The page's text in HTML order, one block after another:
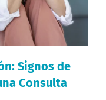
Signos de
Consulta